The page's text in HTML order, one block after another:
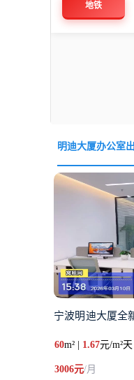
地铁
明迪大厦办公室
宁波明迪大厦全
60m² | 1.67元/m²天
3006元/月